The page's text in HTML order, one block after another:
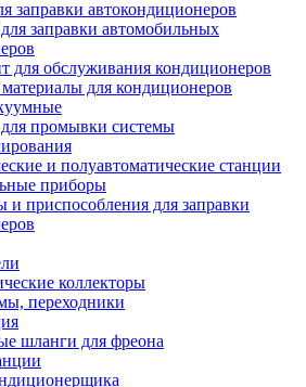
заправки автокондиционеров
заправки автомобильных
для обслуживания кондиционеров
для кондиционеров
промывки системы
и полуавтоматические станции
приборы
и приспособления для заправки
коллекторы
переходники
шланги для фреона